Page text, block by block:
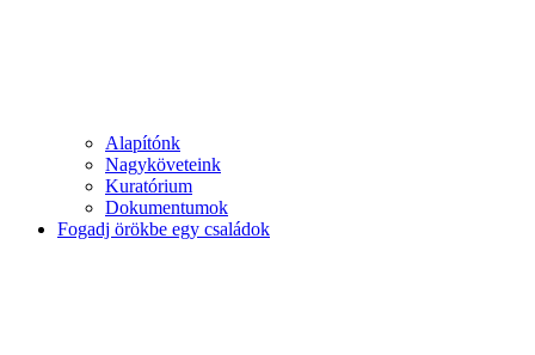
Alapítónk
Nagyköveteink
Kuratórium
Dokumentumok
Fogadj örökbe egy családok